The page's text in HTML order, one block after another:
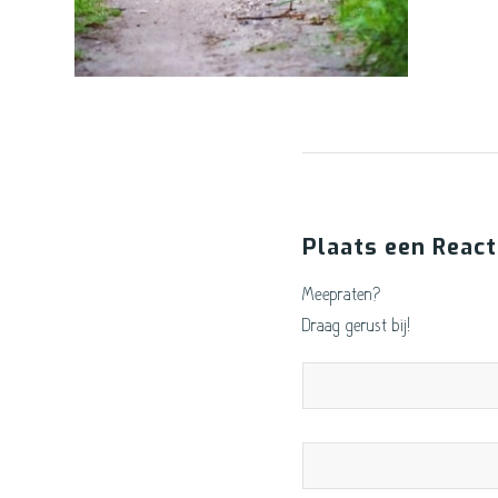
Plaats een
Meepraten?
Draag gerust bij!